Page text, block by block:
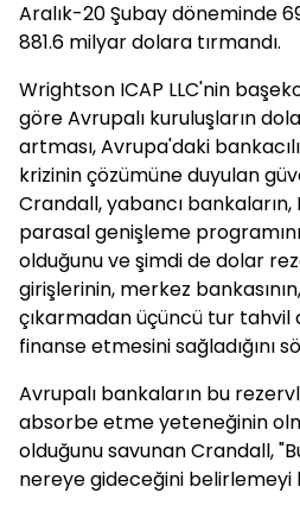
Aralık-20 Şubay döneminde
881.6 milyar dolara tırmandı.
Wrightson ICAP LLC'nin
göre Avrupalı kuruluşların
artması, Avrupa'daki
krizinin çözümüne duyulan
Crandall, yabancı
parasal genişleme
olduğunu ve şimdi de dolar
girişlerinin, merkez
çıkarmadan üçüncü tur tahvil
finanse etmesini sağladığını
Avrupalı bankaların bu
absorbe etme yeteneğinin
olduğunu savunan Crandall,
nereye gideceğini belirlemeyi